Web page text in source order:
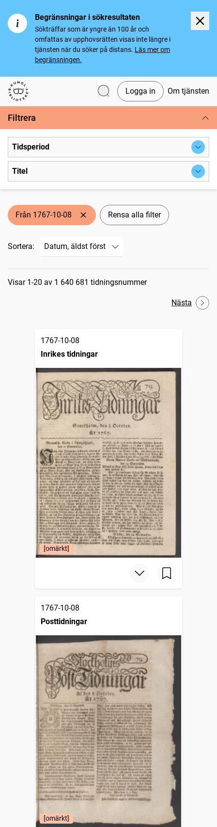
Begränsningar i sökresultaten
Sökträffar som är yngre än 100 år och
omfattas av upphovsrätten visas inte längre i
tjänsten när du söker på distans. Läs mer om
begränsningen.
Svenska tidningar
Logga in Om tjänsten
Filtrera
Tidsperiod
Titel
Från 1767-10-08 Rensa alla filter
Sortera:
Sökresultat
Visar 1-20 av 1 640 681 tidningsnummer
Nästa
1767-10-08
Inrikes tidningar
[omärkt]
1767-10-08
Posttidningar
[omärkt]